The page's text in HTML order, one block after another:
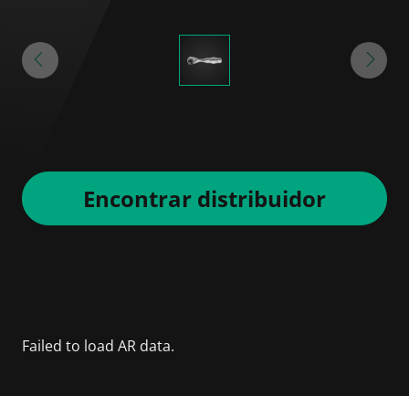
Encontrar distribuidor